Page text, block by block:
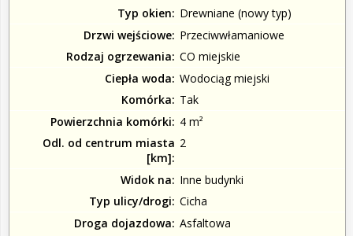
Typ okien
Drewniane (nowy typ)
Drzwi wejściowe Przeciwwłamaniowe
Rodzaj ogrzewania CO miejskie
Ciepła woda Wodociąg miejski
Komórka
Tak
Powierzchnia komórki
4 m²
Odl. od centrum miasta
[km]
2
Widok na
Inne budynki
Typ ulicy/drogi Cicha
Droga dojazdowa Asfaltowa